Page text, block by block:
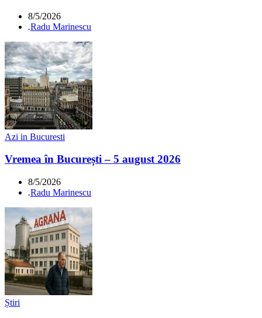
8/5/2026
.Radu Marinescu
Azi in Bucuresti
Vremea în București – 5 august 2026
8/5/2026
.Radu Marinescu
Știri